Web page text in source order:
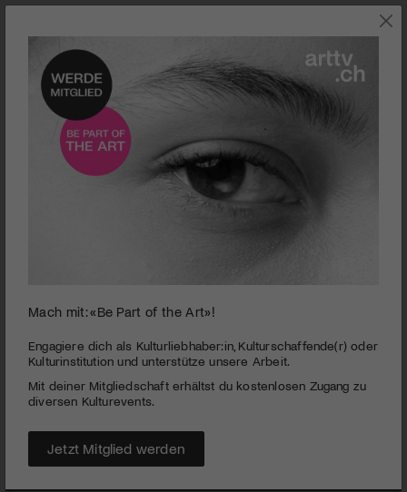
SZENE
22. Videoex
PUBLIZIERT AM 8. SEPTEMBER 2020
Schnittstelle zwischen Film und Kunst.
Das Experimentalfilm und Videofestival Videoex ist das
Mach mit: «Be Part of the Art»!
Engagiere dich als Kulturliebhaber:in, Kulturschaffende(r) oder
Kulturinstitution und unterstütze unsere Arbeit.
Mit deiner Mitgliedschaft erhältst du kostenlosen Zugang zu
diversen Kulturevents.
Jetzt Mitglied werden